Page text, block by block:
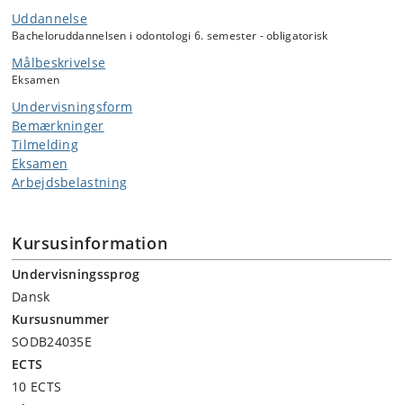
Uddannelse
Bacheloruddannelsen i odontologi 6. semester - obligatorisk
Målbeskrivelse
Eksamen
Undervisningsform
Bemærkninger
Tilmelding
Eksamen
Arbejdsbelastning
Kursusinformation
Undervisningssprog
Dansk
Kursusnummer
SODB24035E
ECTS
10 ECTS